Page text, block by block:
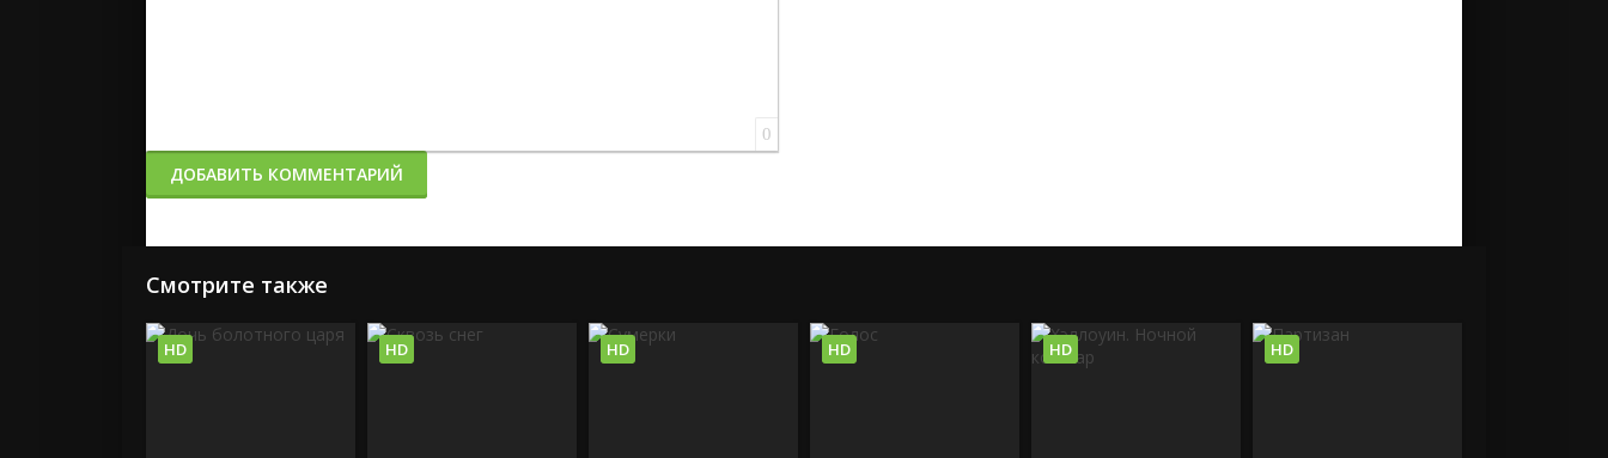
0
ДОБАВИТЬ КОММЕНТАРИЙ
Смотрите также
HD HD HD HD HD HD